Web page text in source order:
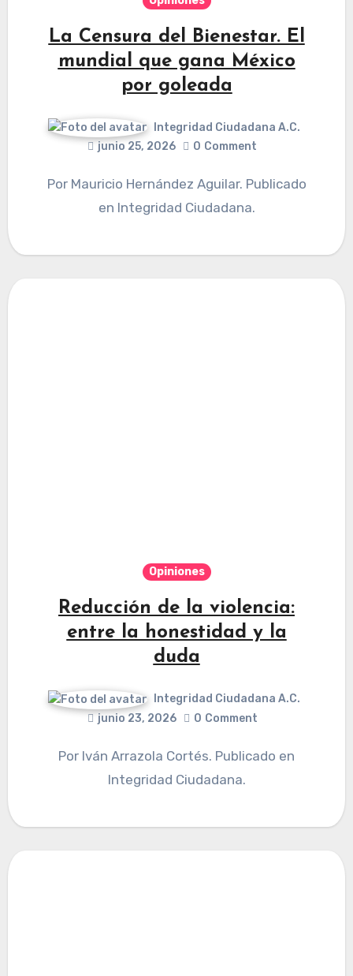
La Censura del Bienestar. El
mundial que gana México
por goleada
Integridad Ciudadana A.C.
junio 25, 2026
0 Comment
Por Mauricio Hernández Aguilar. Publicado
en Integridad Ciudadana.
Opiniones
Reducción de la violencia:
entre la honestidad y la
duda
Integridad Ciudadana A.C.
junio 23, 2026
0 Comment
Por Iván Arrazola Cortés. Publicado en
Integridad Ciudadana.